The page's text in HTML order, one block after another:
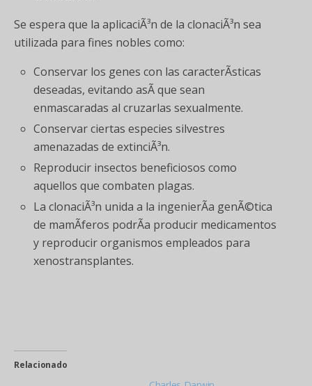
Se espera que la aplicaciÃ³n de la clonaciÃ³n sea
utilizada para fines nobles como:
Conservar los genes con las caracterÃ­sticas
deseadas, evitando asÃ­ que sean
enmascaradas al cruzarlas sexualmente.
Conservar ciertas especies silvestres
amenazadas de extinciÃ³n.
Reproducir insectos beneficiosos como
aquellos que combaten plagas.
La clonaciÃ³n unida a la ingenierÃ­a genÃ©tica
de mamÃ­feros podrÃ­a producir medicamentos
y reproducir organismos empleados para
xenostransplantes.
Relacionado